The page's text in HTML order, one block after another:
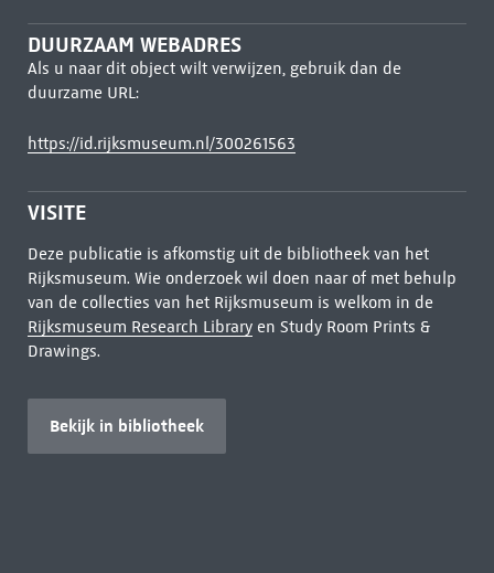
DUURZAAM WEBADRES
Als u naar dit object wilt verwijzen, gebruik dan de
duurzame URL:
https://id.rijksmuseum.nl/300261563
VISITE
Deze publicatie is afkomstig uit de bibliotheek van het
Rijksmuseum. Wie onderzoek wil doen naar of met behulp
van de collecties van het Rijksmuseum is welkom in de
Rijksmuseum Research Libraryen Study Room Prints &
Drawings.
Bekijk in bibliotheek